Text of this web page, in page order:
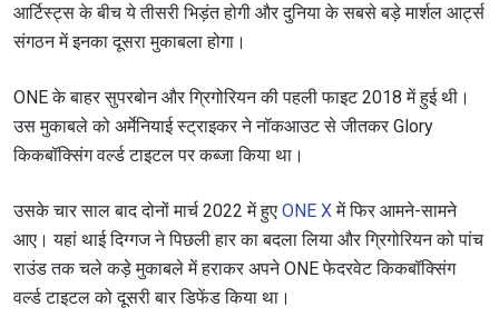
आर्टिस्ट्स के बीच ये तीसरी भिड़ंत होगी और दुनिया के सबसे बड़े मार्शल आर्ट्स
संगठन में इनका दूसरा मुकाबला होगा।
ONE के बाहर सुपरबोन और ग्रिगोरियन की पहली फाइट 2018 में हुई थी।
उस मुकाबले को अर्मेनियाई स्ट्राइकर ने नॉकआउट से जीतकर Glory
किकबॉक्सिंग वर्ल्ड टाइटल पर कब्जा किया था।
उसके चार साल बाद दोनों मार्च 2022 में हुए ONE Xमें फिर आमने-सामने
आए। यहां थाई दिग्गज ने पिछली हार का बदला लिया और ग्रिगोरियन को पांच
राउंड तक चले कड़े मुकाबले में हराकर अपने ONE फेदरवेट किकबॉक्सिंग
वर्ल्ड टाइटल को दूसरी बार डिफेंड किया था।